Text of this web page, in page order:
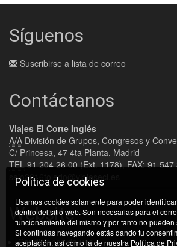
Síguenos
Suscribirse a lista de correo
Contáctanos
Viajes El Corte Inglés
A/A División de Grupos, Congresos y
C/ Princesa, 47 4ta Planta, Madrid
TEL91 204 26 00 (Ext. 1178), FAX: 91 547
seio2016toledo@viajeseci.es
Website
Condiciones de uso
Política de cookies
Usamos cookies solamente para poder
dentro del sitio web. Son necesarias para el
funcionamiento del mismo y por tanto no pueden
Si continúas navegando estás dando tu
aceptación, así como la de nuestra Política de